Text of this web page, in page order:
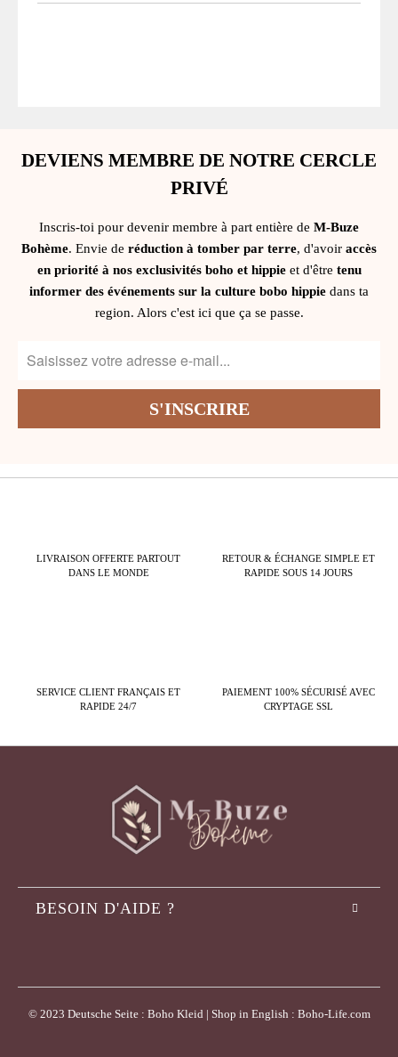
DEVIENS MEMBRE DE NOTRE CERCLE
PRIVÉ
Inscris-toi pour devenir membre à part entière de M-Buze
Bohème. Envie de réduction à tomber par terre, d'avoir accès
en priorité à nos exclusivités boho et hippieet d'être tenu
informer des événements sur la culture bobo hippie dans ta
region. Alors c'est ici que ça se passe.
LIVRAISON OFFERTE PARTOUT
DANS LE MONDE
RETOUR & ÉCHANGE SIMPLE ET
RAPIDE SOUS 14 JOURS
SERVICE CLIENT FRANÇAIS ET
RAPIDE 24/7
PAIEMENT 100% SÉCURISÉ AVEC
CRYPTAGE SSL
BESOIN D'AIDE ?
© 2023 Deutsche Seite : Boho Kleid | Shop in English : Boho-Life.com